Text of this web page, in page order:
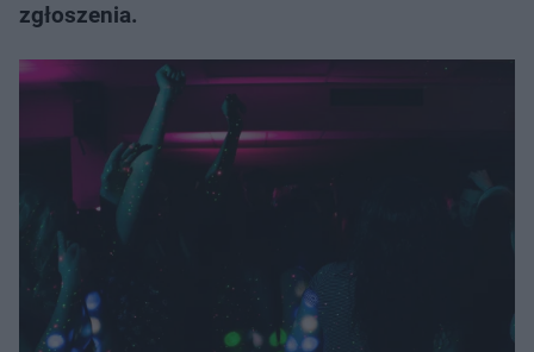
zgłoszenia.